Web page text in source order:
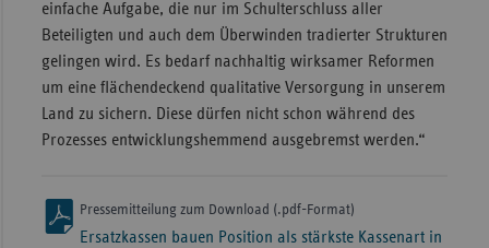
einfache Aufgabe, die nur im Schulterschluss aller
Beteiligten und auch dem Überwinden tradierter Strukturen
gelingen wird. Es bedarf nachhaltig wirksamer Reformen
um eine flächendeckend qualitative Versorgung in unserem
Land zu sichern. Diese dürfen nicht schon während des
Prozesses entwicklungshemmend ausgebremst werden.“
Pressemitteilung zum Download (.pdf-Format)
Ersatzkassen bauen Position als stärkste Kassenart in